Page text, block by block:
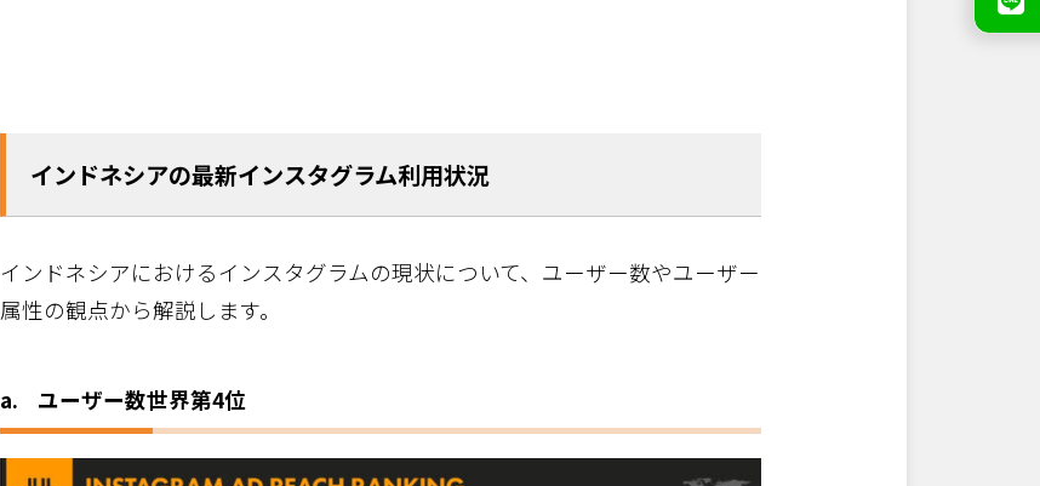
2. Marugame Udon Indonesia(@marugameudon)
インスタグラムの運用は信頼できるプロに
インドネシアの最新インスタグラム利用状況
インドネシアにおけるインスタグラムの現状について、ユーザー数やユーザー
属性の観点から解説します。
a. ユーザー数世界第4位